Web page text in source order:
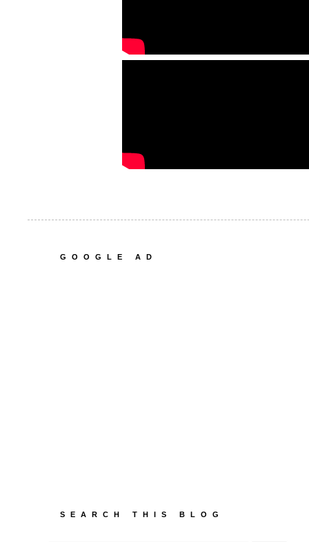
GOOGLE AD
SEARCH THIS BLOG